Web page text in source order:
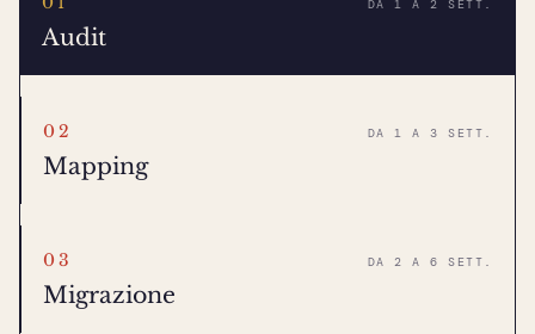
DA 1 A 2 SETT.
Audit
02 DA 1 A 3 SETT.
Mapping
03 DA 2 A 6 SETT.
Migrazione